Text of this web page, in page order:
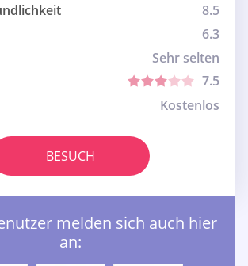
8.5
6.3
Sehr selten
7.5
Kostenlos
BESUCH
melden sich auch hier
an: